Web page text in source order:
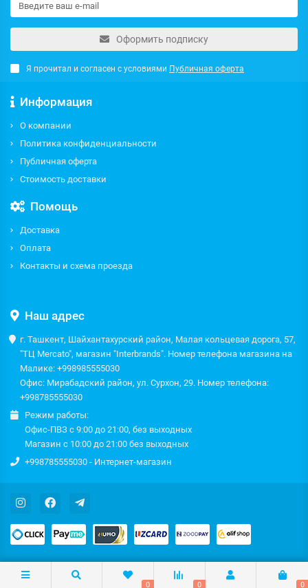
Оформить подписку
Я прочитал и согласен с условиями Публичная оферта
Информация
О компании
Политика конфиденциальности
Публичная оферта
Стоимость доставки
Помощь
Доставка
Оплата
Контакты и схема проезда
Наш адрес
г. Ташкент, Шайхантахурский район, Малая кольцевая дорога, 57,
"ТЦ Mercato", магазин "Interbrands". Номер телефона магазина на
Малике: +998985555030
Офис: Мирабадский район, ул. Сурхон, 29. Номер телефона:
+998785555030
Режим работы:
Офис-ПВЗ с 9:00 до 21:00, без выходных
Магазин с 10:00 до 21:00 без выходных
+998785555030 - Интернет-магазин
0 0 0